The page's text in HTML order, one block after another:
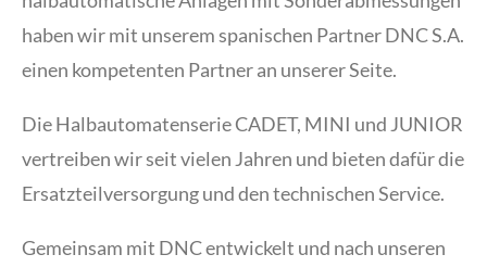
haben wir mit unserem spanischen Partner DNC S.A.
einen kompetenten Partner an unserer Seite.
Die Halbautomatenserie CADET, MINI und JUNIOR
vertreiben wir seit vielen Jahren und bieten dafür die
Ersatzteilversorgung und den technischen Service.
Gemeinsam mit DNC entwickelt und nach unseren